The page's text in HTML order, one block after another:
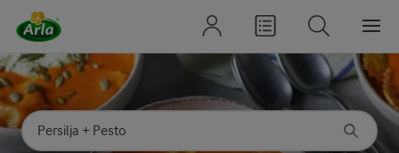
Sök på kategori eller ingrediens